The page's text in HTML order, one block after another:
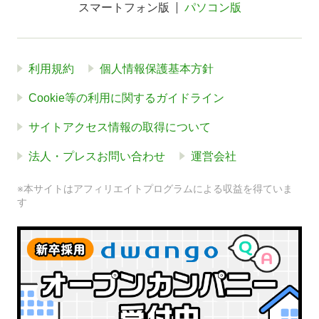
スマートフォン版 パソコン版
利用規約 個人情報保護基本方針
Cookie等の利用に関するガイドライン
サイトアクセス情報の取得について
法人・プレスお問い合わせ 運営会社
※本サイトはアフィリエイトプログラムによる収益を得ていま
す